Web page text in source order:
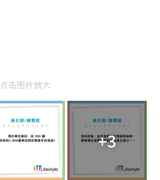
点击图片放大
+3